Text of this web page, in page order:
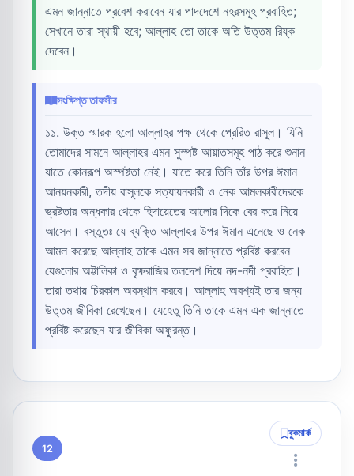
এমন জান্নাতে প্রবেশ করাবেন যার পাদদেশে নহরসমূহ প্রবাহিত;
সেখানে তারা স্থায়ী হবে; আল্লাহ তো তাকে অতি উত্তম রিয্ক
দেবেন।
সংক্ষিপ্ত তাফসীর
১১. উক্ত স্মারক হলো আল্লাহর পক্ষ থেকে প্রেরিত রাসূল। যিনি
তোমাদের সামনে আল্লাহর এমন সুস্পষ্ট আয়াতসমূহ পাঠ করে শুনান
যাতে কোনরূপ অস্পষ্টতা নেই। যাতে করে তিনি তাঁর উপর ঈমান
আনয়নকারী, তদীয় রাসূলকে সত্যায়নকারী ও নেক আমলকারীদেরকে
ভ্রষ্টতার অন্ধকার থেকে হিদায়েতের আলোর দিকে বের করে নিয়ে
আসেন। বস্তুতঃ যে ব্যক্তি আল্লাহর উপর ঈমান এনেছে ও নেক
আমল করেছে আল্লাহ তাকে এমন সব জান্নাতে প্রবিষ্ট করবেন
যেগুলোর অট্টালিকা ও বৃক্ষরাজির তলদেশ দিয়ে নদ-নদী প্রবাহিত।
তারা তথায় চিরকাল অবস্থান করবে। আল্লাহ অবশ্যই তার জন্য
উত্তম জীবিকা রেখেছেন। যেহেতু তিনি তাকে এমন এক জান্নাতে
প্রবিষ্ট করেছেন যার জীবিকা অফুরন্ত।
12
বুকমার্ক